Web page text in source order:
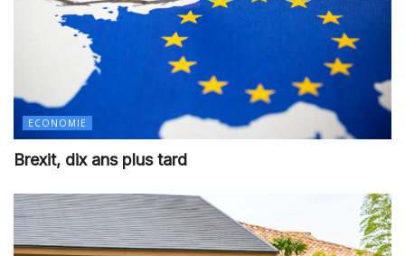
ECONOMIE
Brexit, dix ans plus tard